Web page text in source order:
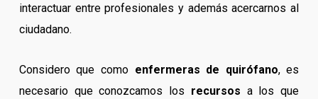
interactuar entre profesionales y además acercarnos al
ciudadano.
Considero que como enfermeras de quirófano, es
necesario que conozcamos los recursos a los que